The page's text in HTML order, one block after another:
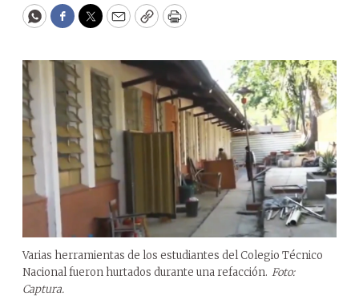
WhatsApp
Facebook
Twitter
EmailCopyPrint
Varias herramientas de los estudiantes del Colegio Técnico
Nacional fueron hurtados durante una refacción. Foto:
Captura.